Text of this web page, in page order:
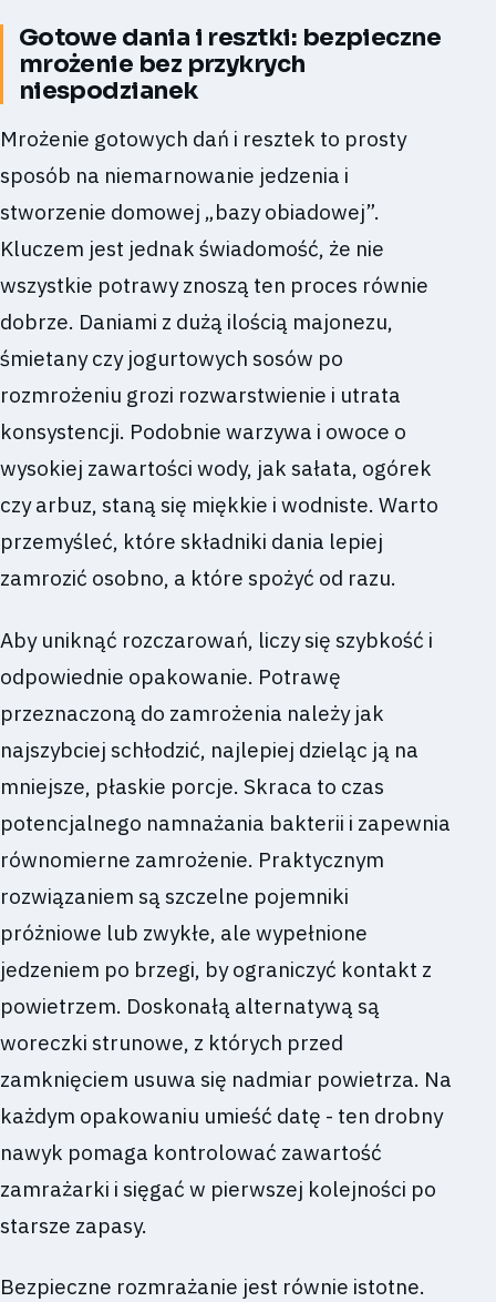
Gotowe dania i resztki: bezpieczne
mrożenie bez przykrych
niespodzianek
Mrożenie gotowych dań i resztek to prosty
sposób na niemarnowanie jedzenia i
stworzenie domowej „bazy obiadowej”.
Kluczem jest jednak świadomość, że nie
wszystkie potrawy znoszą ten proces równie
dobrze. Daniami z dużą ilością majonezu,
śmietany czy jogurtowych sosów po
rozmrożeniu grozi rozwarstwienie i utrata
konsystencji. Podobnie warzywa i owoce o
wysokiej zawartości wody, jak sałata, ogórek
czy arbuz, staną się miękkie i wodniste. Warto
przemyśleć, które składniki dania lepiej
zamrozić osobno, a które spożyć od razu.
Aby uniknąć rozczarowań, liczy się szybkość i
odpowiednie opakowanie. Potrawę
przeznaczoną do zamrożenia należy jak
najszybciej schłodzić, najlepiej dzieląc ją na
mniejsze, płaskie porcje. Skraca to czas
potencjalnego namnażania bakterii i zapewnia
równomierne zamrożenie. Praktycznym
rozwiązaniem są szczelne pojemniki
próżniowe lub zwykłe, ale wypełnione
jedzeniem po brzegi, by ograniczyć kontakt z
powietrzem. Doskonałą alternatywą są
woreczki strunowe, z których przed
zamknięciem usuwa się nadmiar powietrza. Na
każdym opakowaniu umieść datę - ten drobny
nawyk pomaga kontrolować zawartość
zamrażarki i sięgać w pierwszej kolejności po
starsze zapasy.
Bezpieczne rozmrażanie jest równie istotne.